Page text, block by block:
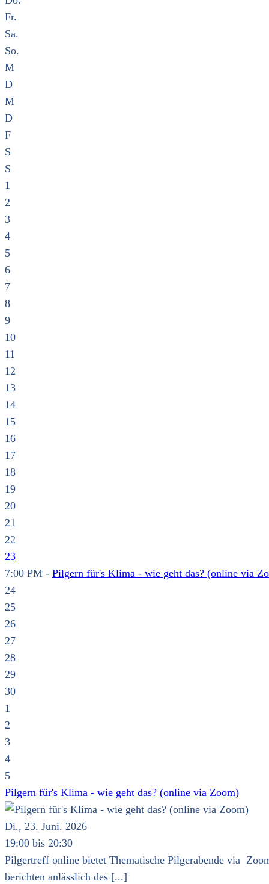
Fr.
Sa.
So.
M
D
M
D
F
S
S
1
2
3
4
5
6
7
8
9
10
11
12
13
14
15
16
17
18
19
20
21
22
23
7:00 PM - Pilgern für's Klima - wie geht das? (online via
24
25
26
27
28
29
30
1
2
3
4
5
Pilgern für's Klima - wie geht das? (online via Zoom)
Di., 23. Juni. 2026
19:00 bis 20:30
Pilgertreff online bietet Thematische Pilgerabende via
berichten anlässlich des [...]